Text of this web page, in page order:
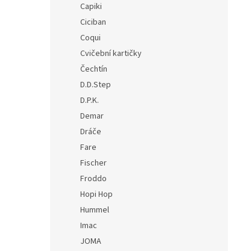
Capiki
Ciciban
Coqui
Cvičební kartičky
Čechtín
D.D.Step
D.P.K.
Demar
Dráče
Fare
Fischer
Froddo
Hopi Hop
Hummel
Imac
JOMA